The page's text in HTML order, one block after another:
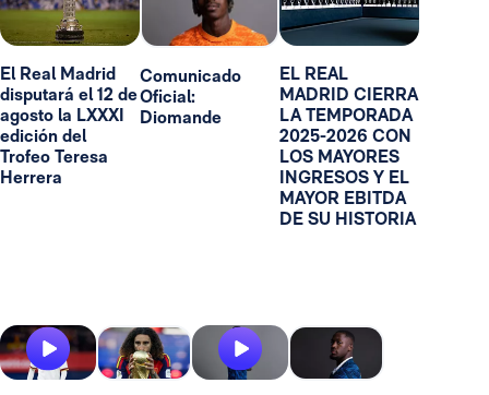
El Real Madrid
disputará el 12 de
agosto la LXXXI
edición del
Trofeo Teresa
Herrera
Comunicado
Oficial:
Diomande
EL REAL
MADRID CIERRA
LA TEMPORADA
2025-2026 CON
LOS MAYORES
INGRESOS Y EL
MAYOR EBITDA
DE SU HISTORIA